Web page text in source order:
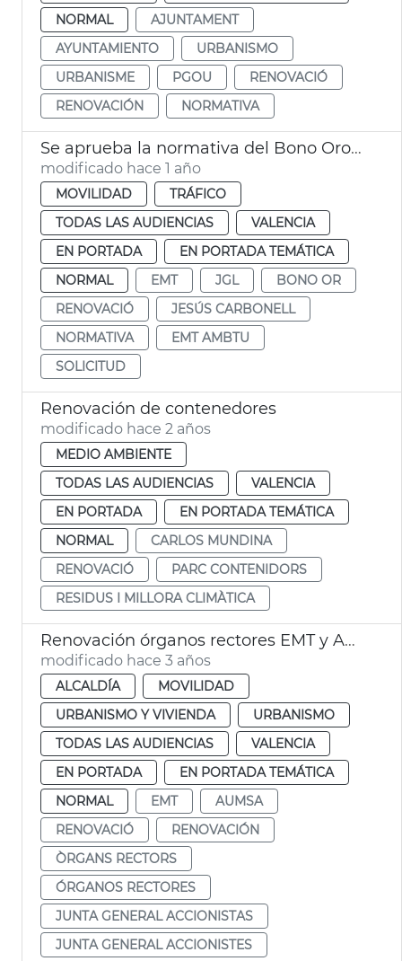
NORMAL
AJUNTAMENT
AYUNTAMIENTO
URBANISMO
URBANISME
PGOU
RENOVACIÓ
RENOVACIÓN
NORMATIVA
Se aprueba la normativa del Bono Oro y EMT Ambtu
modificado hace 1 año
MOVILIDAD
TRÁFICO
TODAS LAS AUDIENCIAS
VALENCIA
EN PORTADA
EN PORTADA TEMÁTICA
NORMAL
EMT JGL
BONO OR
RENOVACIÓ
JESÚS CARBONELL
NORMATIVA
EMT AMBTU
SOLICITUD
Renovación de contenedores
modificado hace 2 años
MEDIO AMBIENTE
TODAS LAS AUDIENCIAS
VALENCIA
EN PORTADA
EN PORTADA TEMÁTICA
NORMAL
CARLOS MUNDINA
RENOVACIÓ
PARC CONTENIDORS
RESIDUS I MILLORA CLIMÀTICA
Renovación órganos rectores EMT y AUMSA
modificado hace 3 años
ALCALDÍA
MOVILIDAD
URBANISMO Y VIVIENDA
URBANISMO
TODAS LAS AUDIENCIAS
VALENCIA
EN PORTADA
EN PORTADA TEMÁTICA
NORMAL
EMT
AUMSA
RENOVACIÓ
RENOVACIÓN
ÒRGANS RECTORS
ÓRGANOS RECTORES
JUNTA GENERAL ACCIONISTAS
JUNTA GENERAL ACCIONISTES